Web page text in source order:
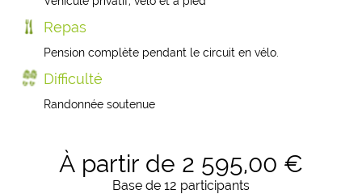
Repas
Pension complète pendant le circuit en vélo.
Difficulté
Randonnée soutenue
À partir de 2 595,00 €
Base de 12 participants